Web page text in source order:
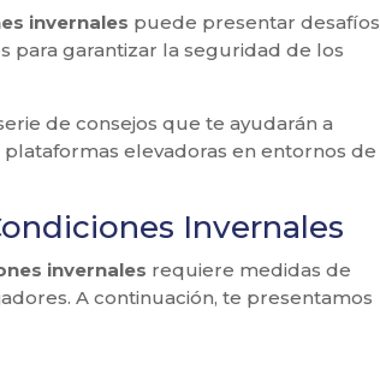
invernales puede presentar desafíos
para garantizar la seguridad de los
de consejos que te ayudarán a
elevadoras en entornos de
Invernales
invernales requiere medidas de
A continuación, te presentamos